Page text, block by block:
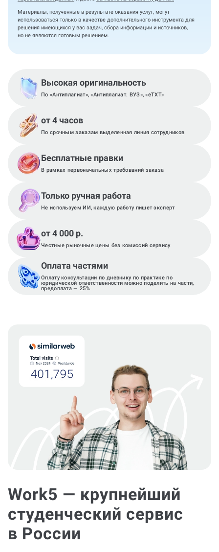
Материалы, полученные в результате оказания услуг, могут
использоваться только в качестве дополнительного инструмента для
решения имеющихся у вас задач, сбора информации и источников,
но не являются готовым решением.
Высокая оригинальность
По «Антиплагиат», «Антиплагиат. ВУЗ», «eTXT»
от 4 часов
По срочным заказам выделенная линия сотрудников
Бесплатные правки
В рамках первоначальных требований заказа
Только ручная работа
Не используем ИИ, каждую работу пишет эксперт
от 4 000 р.
Честные рыночные цены без комиссий сервису
Оплата частями
Оплату консультации по дневнику по практике по
юридической ответственности можно поделить на части,
предоплата — 25%
Work5 — крупнейший
студенческий сервис
в России